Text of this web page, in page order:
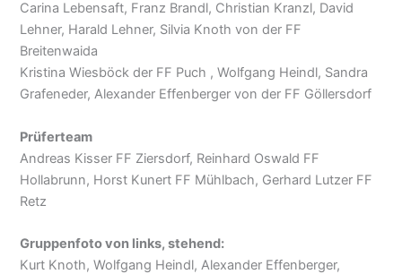
Carina Lebensaft, Franz Brandl, Christian Kranzl, David
Lehner, Harald Lehner, Silvia Knoth von der FF
Breitenwaida
Kristina Wiesböck der FF Puch , Wolfgang Heindl, Sandra
Grafeneder, Alexander Effenberger von der FF Göllersdorf
Prüferteam
Andreas Kisser FF Ziersdorf, Reinhard Oswald FF
Hollabrunn, Horst Kunert FF Mühlbach, Gerhard Lutzer FF
Retz
Gruppenfoto von links, stehend:
Kurt Knoth, Wolfgang Heindl, Alexander Effenberger,